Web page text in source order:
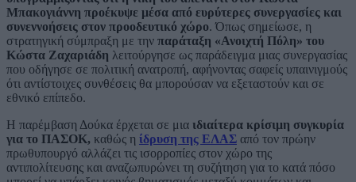
Μπακογιάννη προέκυψε μέσα από ευρύτερες συνεργασίες και
συνεννοήσεις στον προοδευτικό χώρο. Όπως σημείωσε, η
στρατηγική σύμπραξη με την παράταξη «Ανοιχτή Πόλη» του
Κώστα Ζαχαριάδη λειτούργησε ως παράδειγμα μιας συνεργασίας
που οδήγησε σε πολιτική ανατροπή, αφήνοντας σαφείς υπαινιγμούς
ότι αντίστοιχες συνθέσεις θα μπορούσαν να εξεταστούν και σε
εθνικό επίπεδο.
Η παρέμβαση Δούκα έρχεται σε μια ιδιαίτερα κρίσιμη συγκυρία
για το ΠΑΣΟΚ, καθώς η ίδρυση της ΕΛΑΣ από τον πρώην
πρωθυπουργό αλλάζει τις ισορροπίες στον χώρο της
αντιπολίτευσης και αναζωπυρώνει τη συζήτηση για το κατά πόσο